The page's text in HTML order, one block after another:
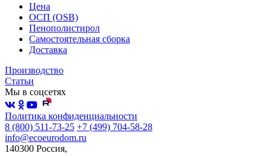
Цена
ОСП (OSB)
Пенополистирол
Самостоятельная сборка
Доставка
Производство
Статьи
Мы в соцсетях
Политика конфиденциальности
8 (800) 511-73-25 +7 (499) 704-58-28
info@ecoeurodom.ru
140300 Россия,